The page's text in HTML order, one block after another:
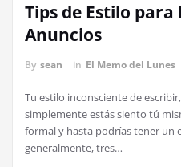
Tips de Estilo para
Anuncios
By sean in El Memo del Lunes
Tu estilo inconsciente de
simplemente estás siento tú
formal y hasta podrías tener un
generalmente, tres…